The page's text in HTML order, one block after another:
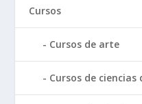
Cursos
Cursos de arte
Cursos de